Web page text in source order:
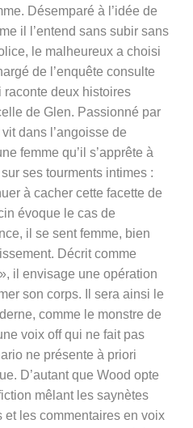
Désemparé à l’idée de
il l’entend sans subir sans
le malheureux a choisi
de l’enquête consulte
deux histoires
de Glen. Passionné par
dans l’angoisse de
femme qu’il s’apprête à
ses tourments intimes :
à cacher cette facette de
évoque le cas de
il se sent femme, bien
Décrit comme
il envisage une opération
son corps. Il sera ainsi le
comme le monstre de
voix off qui ne fait pas
ne présente à priori
D’autant que Wood opte
mêlant les saynètes
les commentaires en voix